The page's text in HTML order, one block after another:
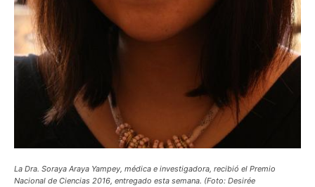
La Dra. Soraya Araya Yampey, médica e investigadora, recibió el Premio
Nacional de Ciencias 2016, entregado esta semana. (Foto: Desirée